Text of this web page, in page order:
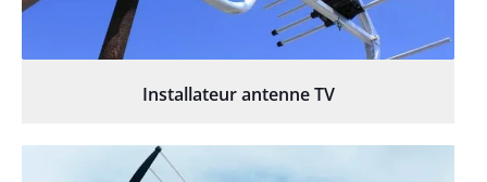
Installateur antenne TV